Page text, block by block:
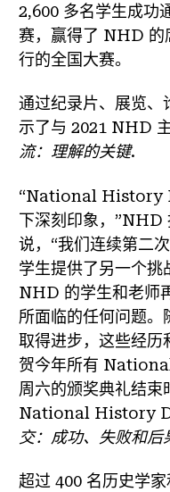
2,600 多名学生成功
赛，赢得了 NHD 的
行的全国大赛。
通过纪录片、展览、
示了与 2021 NHD
流：理解的关键.
“National History
下深刻印象，
说，“我们连续第二
学生提供了另一个挑
NHD 的学生和老师
所面临的任何问题。
取得进步，这些经历
贺今年所有
周六的颁奖典礼结
National History
交：成功、失败和后
超过 400 名历史学